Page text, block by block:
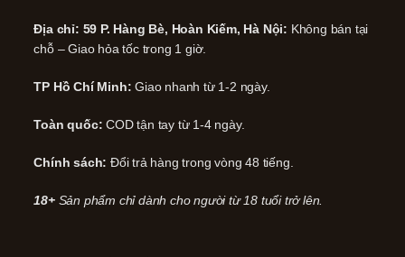
Địa chỉ: 59 P. Hàng Bè, Hoàn Kiếm, Hà Nội: Không bán tại
chỗ – Giao hỏa tốc trong 1 giờ.
TP Hồ Chí Minh: Giao nhanh từ 1-2 ngày.
Toàn quốc: COD tận tay từ 1-4 ngày.
Chính sách: Đổi trả hàng trong vòng 48 tiếng.
18+ Sản phẩm chỉ dành cho người từ 18 tuổi trở lên.